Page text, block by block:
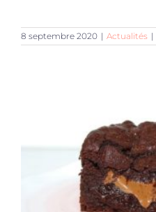
8 septembre 2020 | Actualités |